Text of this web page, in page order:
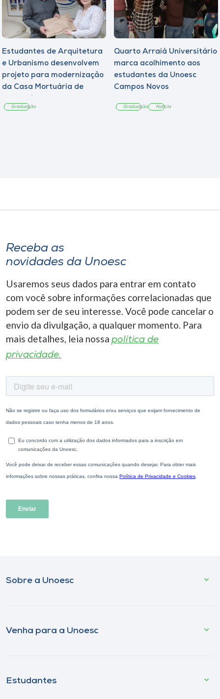
Estudantes de Arquitetura
e Urbanismo desenvolvem
projeto para modernização
da Casa Mortuária de
Graduação
Quarto Arraiá Universitário
marca acolhimento aos
estudantes da Unoesc
Campos Novos
Graduação Notícia
Receba as
novidades da Unoesc
Usaremos seus dados para entrar em contato
com você sobre informações correlacionadas que
podem ser de seu interesse. Você pode cancelar o
envio da divulgação, a qualquer momento. Para
mais detalhes, leia nossa política de
privacidade.
Sobre a Unoesc
Venha para a Unoesc
Estudantes